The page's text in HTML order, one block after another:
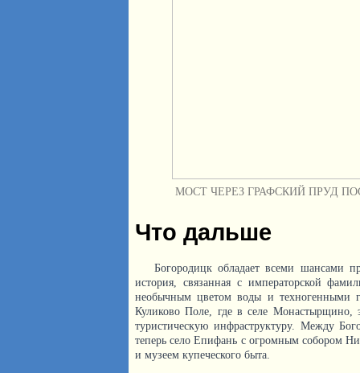
МОСТ ЧЕРЕЗ ГРАФСКИЙ ПРУД
Что дальше
Богородицк обладает всеми шансами
история, связанная с императорской
необычным цветом воды и техногенными
Куликово Поле, где в селе Монастырщино,
туристическую инфраструктуру. Между
теперь село Епифань с огромным собором
и музеем купеческого быта.